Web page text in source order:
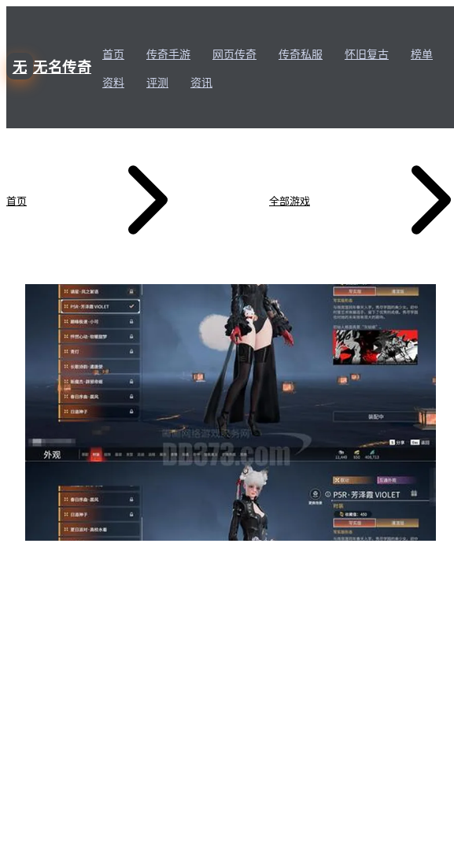
无 无名传奇
首页 传奇手游 网页传奇 传奇私服 怀旧复古 榜单
资料 评测 资讯
首页 全部游戏